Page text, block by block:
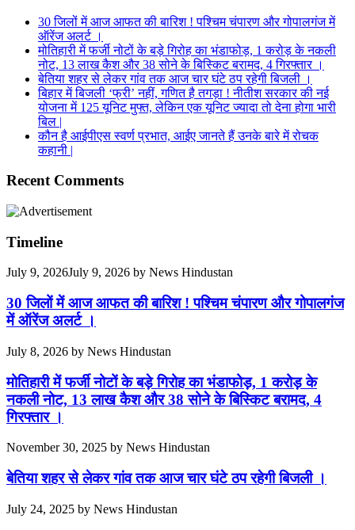
30 जिलों में आज आफत की बारिश ! पश्चिम चंपारण और गोपालगंज में
ऑरेंज अलर्ट ।
मोतिहारी में फर्जी नोटों के बड़े गिरोह का भंडाफोड़, 1 करोड़ के नकली
नोट, 13 लाख कैश और 38 सोने के बिस्किट बरामद, 4 गिरफ्तार ।
बेतिया शहर से लेकर गांव तक आज चार घंटे ठप रहेगी बिजली ।
बिहार में बिजली ‘फ्री’ नहीं, गणित है तगड़ा ! नीतीश सरकार की नई
योजना में 125 यूनिट मुफ्त, लेकिन एक यूनिट ज्यादा तो देना होगा भारी
बिल |
कौन है आईपीएस स्वर्ण प्रभात, आईए जानते हैं उनके बारे में रोचक
कहानी |
Recent Comments
Timeline
July 9, 2026July 9, 2026 by News Hindustan
30 जिलों में आज आफत की बारिश ! पश्चिम चंपारण और गोपालगंज
में ऑरेंज अलर्ट ।
July 8, 2026 by News Hindustan
मोतिहारी में फर्जी नोटों के बड़े गिरोह का भंडाफोड़, 1 करोड़ के
नकली नोट, 13 लाख कैश और 38 सोने के बिस्किट बरामद, 4
गिरफ्तार ।
November 30, 2025 by News Hindustan
बेतिया शहर से लेकर गांव तक आज चार घंटे ठप रहेगी बिजली ।
July 24, 2025 by News Hindustan